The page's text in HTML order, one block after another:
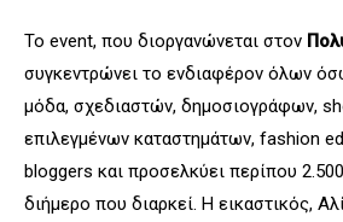
Το event, που διοργανώνεται στον
συγκεντρώνει το ενδιαφέρον όλων
μόδα, σχεδιαστών, δημοσιογράφων,
επιλεγμένων καταστημάτων, fashion
bloggers και προσελκύει περίπου
διήμερο που διαρκεί. Η εικαστικός,